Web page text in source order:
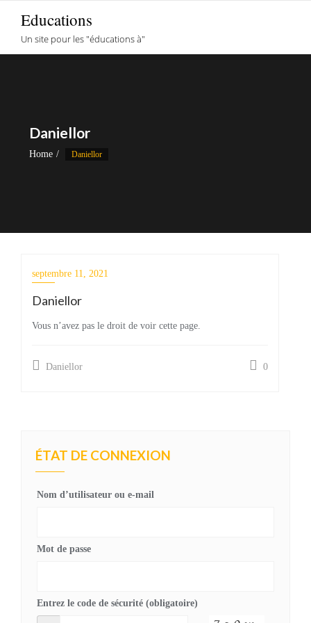
content
Educations
Un site pour les "éducations à"
Daniellor
Home Daniellor
septembre 11, 2021
Daniellor
Vous n’avez pas le droit de voir cette page.
Daniellor 0
ÉTAT DE CONNEXION
Nom d’utilisateur ou e-mail
Mot de passe
Entrez le code de sécurité (obligatoire)